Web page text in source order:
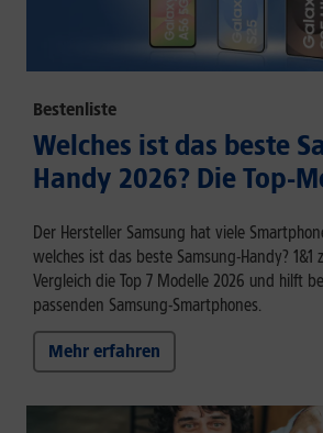
Bestenliste
Welches ist das beste
Handy 2026? Die Top-
Der Hersteller Samsung hat viele
welches ist das beste Samsung-Handy?
Vergleich die Top 7 Modelle 2026 und hilft
passenden Samsung-Smartphones.
Mehr erfahren